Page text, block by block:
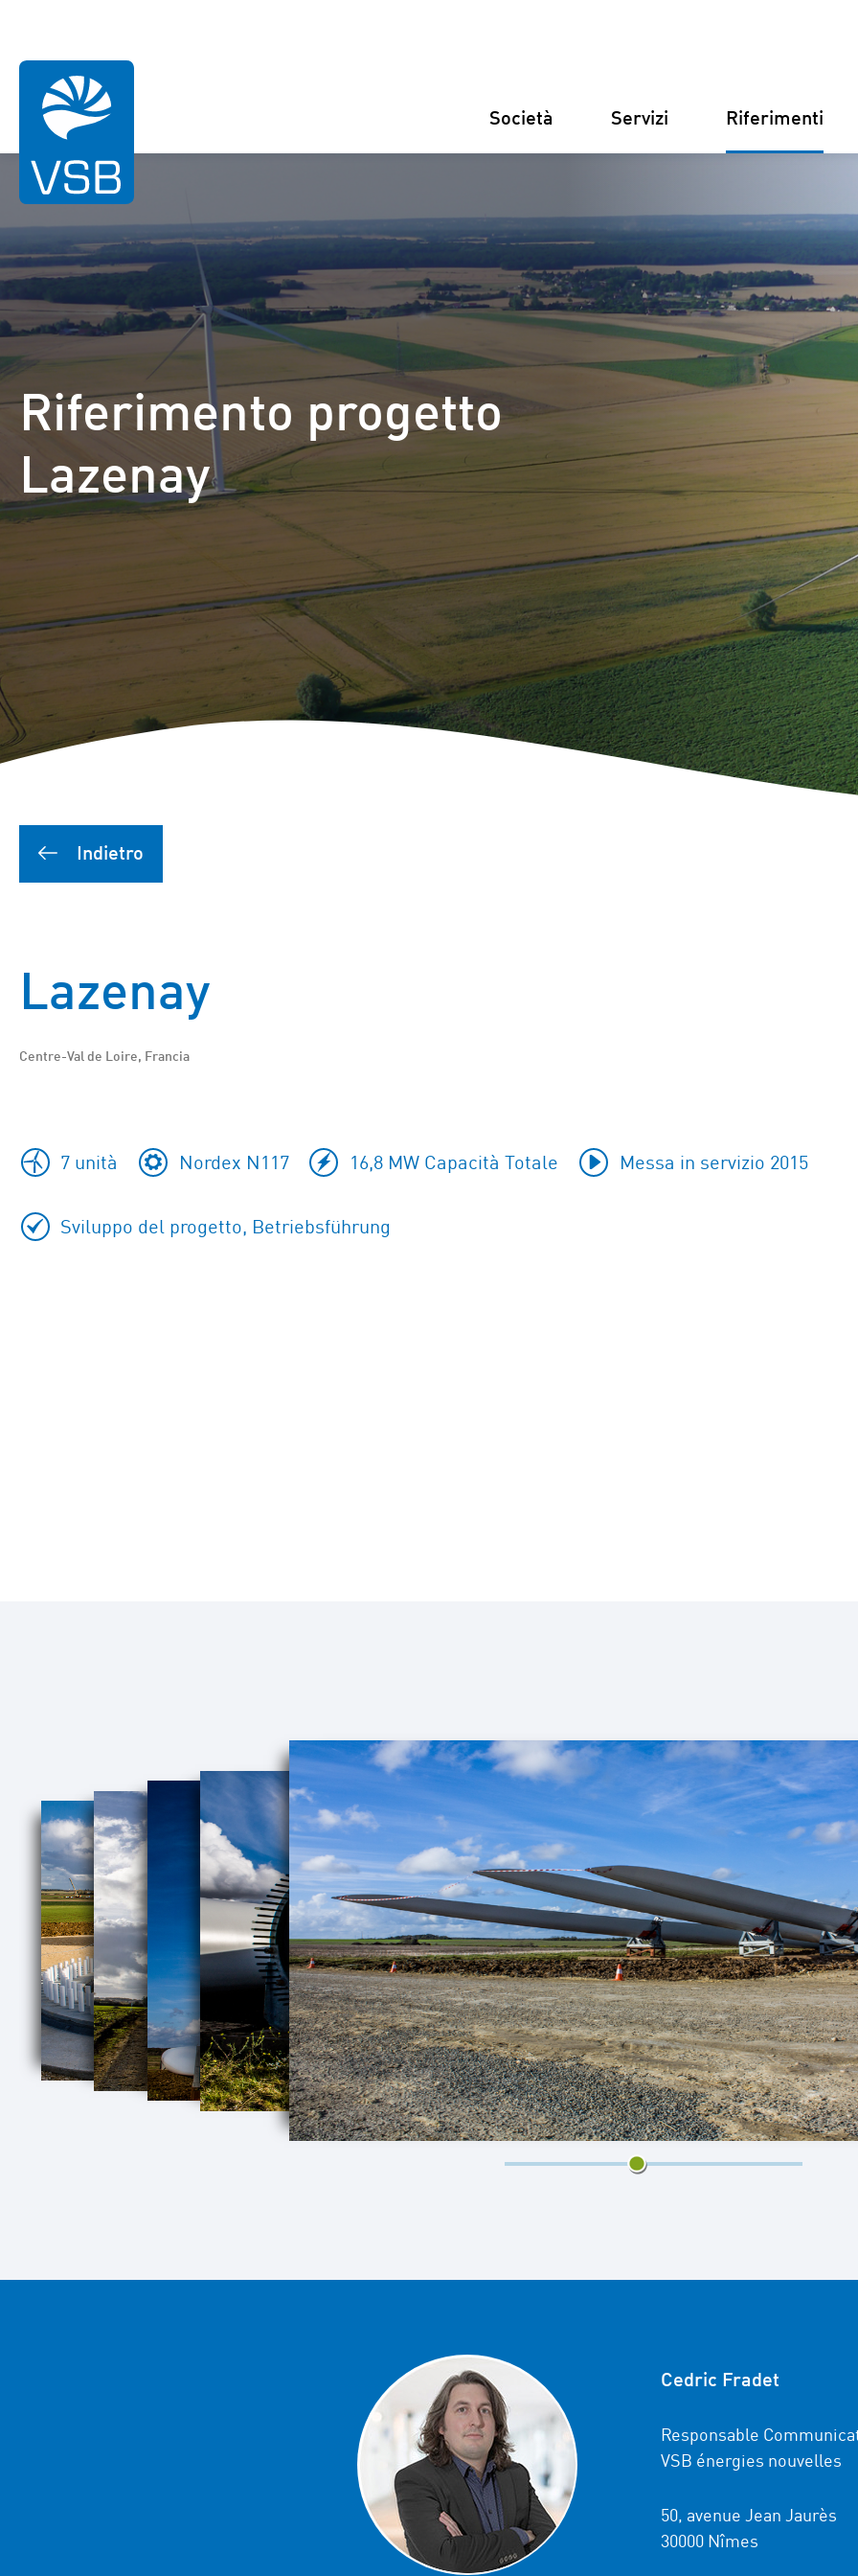
Germania Finlandia
Croazia
Società Servizi
Energia Eolica
Energia Solare
Costruzione
Gestione
Riferimenti
Sei qui: Pagina iniziale
Riferimento progetto
Lazenay
Indietro
Lazenay
Centre-Val de Loire, Francia
7 unità Nordex N117 16,8 MW Capacità Totale Messa in servizio 2015
Sviluppo del progetto, Betriebsführung
5/10
Cedric Fradet
Responsable
VSB énergies nouvelles
50, avenue Jean Jaurès
30000 Nîmes